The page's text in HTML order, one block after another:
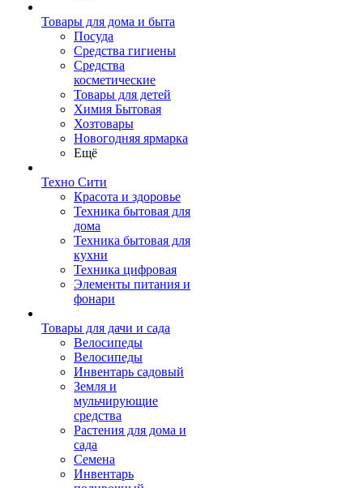
Товары для дома и быта
Посуда
Средства гигиены
Средства
косметические
Товары для детей
Химия Бытовая
Хозтовары
Новогодняя ярмарка
Ещё
Техно Сити
Красота и здоровье
Техника бытовая для
дома
Техника бытовая для
кухни
Техника цифровая
Элементы питания и
фонари
Товары для дачи и сада
Велосипеды
Велосипеды
Инвентарь садовый
Земля и
мульчирующие
средства
Растения для дома и
сада
Семена
Инвентарь